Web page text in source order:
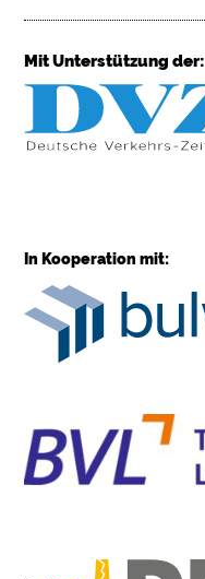
Mit Unterstützung der:
In Kooperation mit: